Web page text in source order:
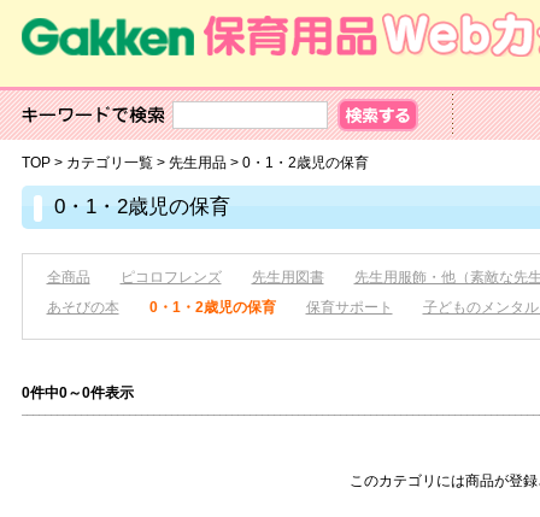
TOP> カテゴリ一覧> 先生用品> 0・1・2歳児の保育
0・1・2歳児の保育
全商品 ピコロフレンズ 先生用図書
先生用服飾・他（素敵な先
あそびの本
0・1・2歳児の保育 保育サポート 子どものメンタ
0件中0～0件表示
このカテゴリには商品が登